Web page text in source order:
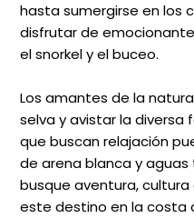
hasta sumergirse en los
disfrutar de
el snorkel y el buceo.
Los amantes de la
selva y avistar la diversa
que buscan relajación
de arena blanca y aguas
busque aventura,
este destino en la costa